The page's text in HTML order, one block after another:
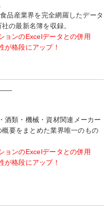
品産業界を完全網羅したデータ
の最新名簿を収録。
ョンのExcelデータとの併用
が格段にアップ！
――
酒類・機械・資材関連メーカー
要をまとめた業界唯一のもの
ョンのExcelデータとの併用
が格段にアップ！